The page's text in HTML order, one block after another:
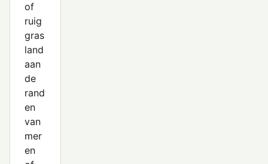
of
ruig
gras
land
aan
de
rand
en
van
mer
en